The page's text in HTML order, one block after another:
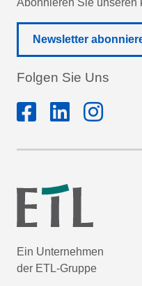
Abonnieren Sie unseren
Newsletter
Folgen Sie Uns
Ein Unternehmen
der ETL-Gruppe